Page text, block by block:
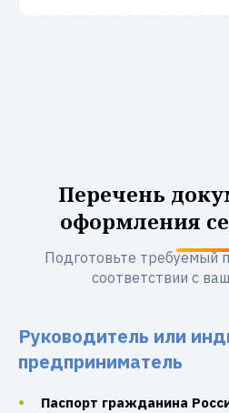
Перечень
оформления
Подготовьте требуемый
соответствии с
Руководитель или
предприниматель
Паспорт гражданина